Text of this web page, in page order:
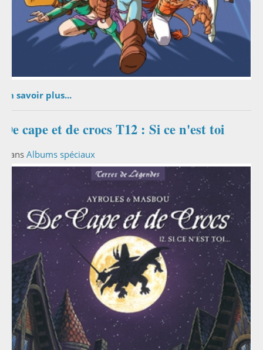
En savoir plus...
De cape et de crocs T12 : Si ce n'est toi
Dans Albums spéciaux